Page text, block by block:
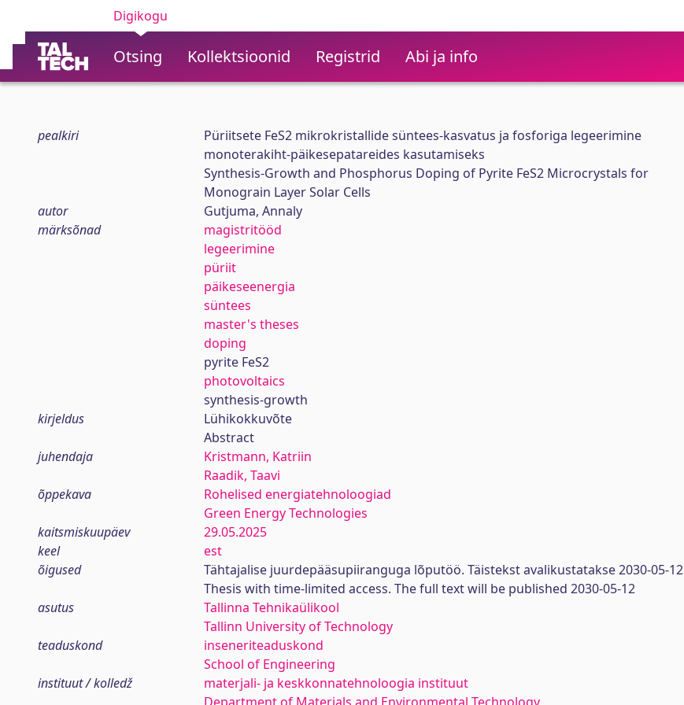
Digikogu
Otsing Kollektsioonid Registrid Abi ja info
pealkiri
Püriitsete FeS2 mikrokristallide süntees-kasvatus ja fosforiga legeerimine
monoterakiht-päikesepatareides kasutamiseks
Synthesis-Growth and Phosphorus Doping of Pyrite FeS2 Microcrystals for
Monograin Layer Solar Cells
autor
Gutjuma, Annaly
märksõnad
magistritööd
legeerimine
püriit
päikeseenergia
süntees
master's theses
doping
pyrite FeS2
photovoltaics
synthesis-growth
kirjeldus
Lühikokkuvõte
Abstract
juhendaja
Kristmann, Katriin
Raadik, Taavi
õppekava
Rohelised energiatehnoloogiad
Green Energy Technologies
kaitsmiskuupäev
29.05.2025
keel
est
õigused
Tähtajalise juurdepääsupiiranguga lõputöö. Täistekst avalikustatakse 2030-05-12
Thesis with time-limited access. The full text will be published 2030-05-12
asutus
Tallinna Tehnikaülikool
Tallinn University of Technology
teaduskond
inseneriteaduskond
School of Engineering
instituut / kolledž
materjali- ja keskkonnatehnoloogia instituut